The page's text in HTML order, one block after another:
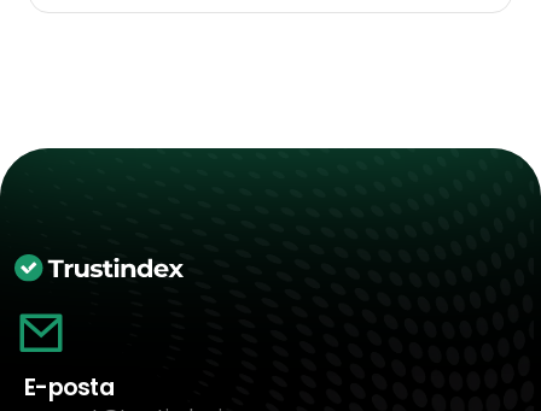
E-posta